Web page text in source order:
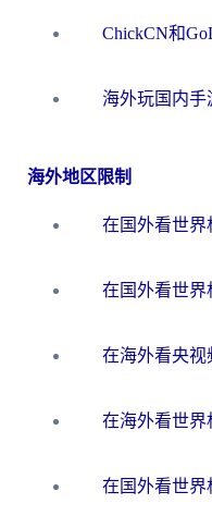
海外地区限制